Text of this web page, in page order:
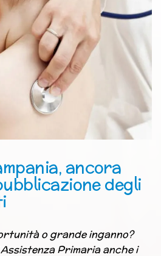
ancora
degli
o grande inganno?
Primaria anche i